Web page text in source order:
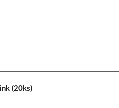
(20ks)